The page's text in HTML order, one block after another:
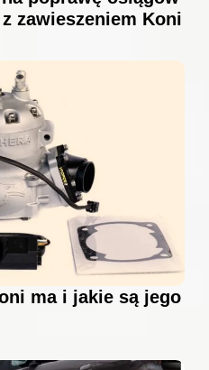
zawieszeniem Koni
ma i jakie są jego